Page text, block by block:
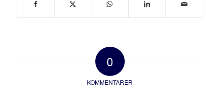
0
KOMMENTARER